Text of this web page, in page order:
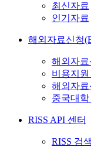
최신자료
인기자료
해외자료신청
해외자료
비용지원
해외자료
중국대
RISS API 센터
RISS 검